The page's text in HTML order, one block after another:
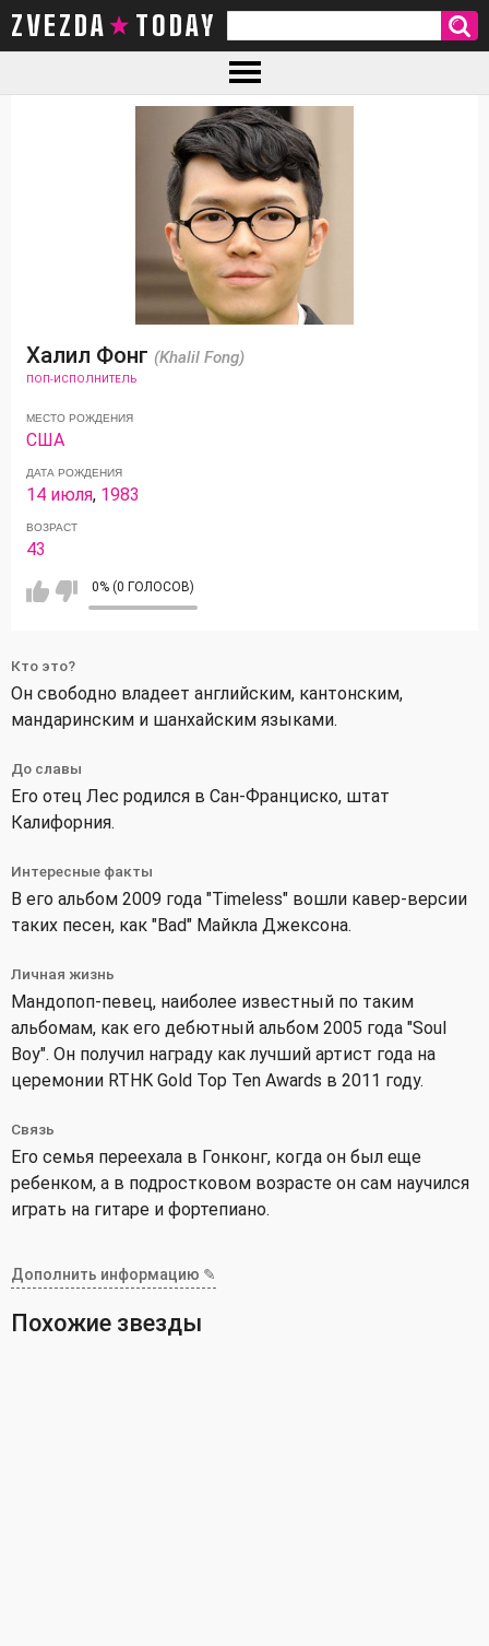
ZVEZDA TODAY
Халил Фонг (Khalil Fong)
ПОП-ИСПОЛНИТЕЛЬ
МЕСТО РОЖДЕНИЯ
США
ДАТА РОЖДЕНИЯ
14 июля, 1983
ВОЗРАСТ
43
0% (0 ГОЛОСОВ)
Кто это?
Он свободно владеет английским, кантонским,
мандаринским и шанхайским языками.
До славы
Его отец Лес родился в Сан-Франциско, штат
Калифорния.
Интересные факты
В его альбом 2009 года "Timeless" вошли кавер-версии
таких песен, как "Bad" Майкла Джексона.
Личная жизнь
Мандопоп-певец, наиболее известный по таким
альбомам, как его дебютный альбом 2005 года "Soul
Boy". Он получил награду как лучший артист года на
церемонии RTHK Gold Top Ten Awards в 2011 году.
Связь
Его семья переехала в Гонконг, когда он был еще
ребенком, а в подростковом возрасте он сам научился
играть на гитаре и фортепиано.
Дополнить информацию ✎
Похожие звезды